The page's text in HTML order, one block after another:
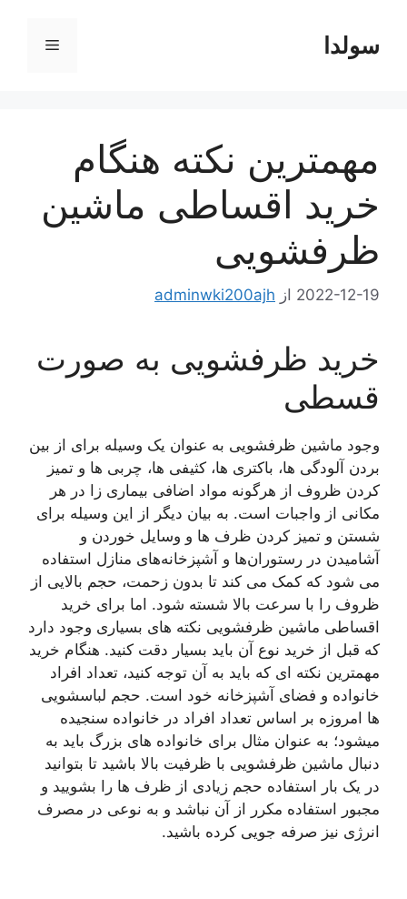
محتواسولدا فهرست
مهمترین نکته هنگام
خرید اقساطی ماشین
ظرفشویی
2022-12-19 از adminwki200ajh
خرید ظرفشویی به صورت
قسطی
وجود ماشین ظرفشویی به عنوان یک وسیله برای از بین
بردن آلودگی ها، باکتری ها، کثیفی ها، چربی ها و تمیز
کردن ظروف از هرگونه مواد اضافی بیماری زا در هر
مکانی از واجبات است. به بیان دیگر از این وسیله برای
شستن و تمیز کردن ظرف ها و وسایل خوردن و
آشامیدن در رستوران‌ها و آشپزخانه‌های منازل استفاده
می شود که کمک می کند تا بدون زحمت، حجم بالایی از
ظروف را با سرعت بالا شسته شود. اما برای خرید
اقساطی ماشین ظرفشویی نکته های بسیاری وجود دارد
که قبل از خرید نوع آن باید بسیار دقت کنید. هنگام خرید
مهمترین نکته ای که باید به آن توجه کنید، تعداد افراد
خانواده و فضای آشپزخانه خود است. حجم لباسشویی
ها امروزه بر اساس تعداد افراد در خانواده سنجیده
میشود؛ به عنوان مثال برای خانواده های بزرگ باید به
دنبال ماشین ظرفشویی با ظرفیت بالا باشید تا بتوانید
در یک بار استفاده حجم زیادی از ظرف ها را بشویید و
مجبور استفاده مکرر از آن نباشد و به نوعی در مصرف
انرژی نیز صرفه جویی کرده باشید.